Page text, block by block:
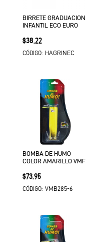
BIRRETE GRADUACION
INFANTIL ECO EURO
Precio
$38.22
CÓDIGO: HAGRINEC
BOMBA DE HUMO
COLOR AMARILLO VMF
Precio
$73.95
CÓDIGO: VMB285-6